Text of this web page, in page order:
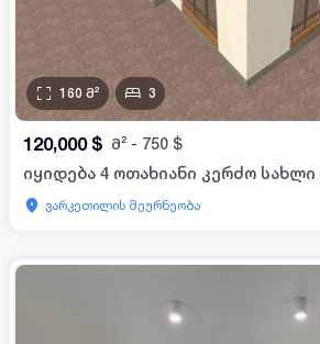
160 მ² 3
120,000 $ მ² - 750 $
იყიდება 4 ოთახიანი კერძო
ვარკეთილის მეურნეობა